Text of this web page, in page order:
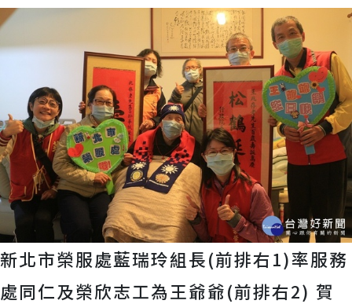
新北市榮服處藍瑞玲組長(前排右1)率服務
處同仁及榮欣志工為王爺爺(前排右2) 賀